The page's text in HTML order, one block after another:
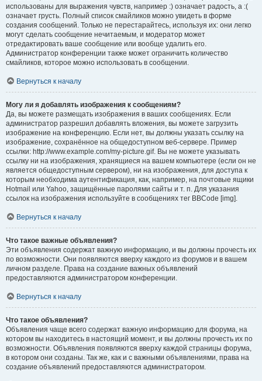
использованы для выражения чувств, например :) означает радость, а :(
означает грусть. Полный список смайликов можно увидеть в форме
создания сообщений. Только не перестарайтесь, используя их: они легко
могут сделать сообщение нечитаемым, и модератор может
отредактировать ваше сообщение или вообще удалить его.
Администратор конференции также может ограничить количество
смайликов, которое можно использовать в сообщении.
Вернуться к началу
Могу ли я добавлять изображения к сообщениям?
Да, вы можете размещать изображения в ваших сообщениях. Если
администратор разрешил добавлять вложения, вы можете загрузить
изображение на конференцию. Если нет, вы должны указать ссылку на
изображение, сохранённое на общедоступном веб-сервере. Пример
ссылки: http://www.example.com/my-picture.gif. Вы не можете указывать
ссылку ни на изображения, хранящиеся на вашем компьютере (если он не
является общедоступным сервером), ни на изображения, для доступа к
которым необходима аутентификация, как, например, на почтовые ящики
Hotmail или Yahoo, защищённые паролями сайты и т. п. Для указания
ссылок на изображения используйте в сообщениях тег BBCode [img].
Вернуться к началу
Что такое важные объявления?
Эти объявления содержат важную информацию, и вы должны прочесть их
по возможности. Они появляются вверху каждого из форумов и в вашем
личном разделе. Права на создание важных объявлений
предоставляются администратором конференции.
Вернуться к началу
Что такое объявления?
Объявления чаще всего содержат важную информацию для форума, на
котором вы находитесь в настоящий момент, и вы должны прочесть их по
возможности. Объявления появляются вверху каждой страницы форума,
в котором они созданы. Так же, как и с важными объявлениями, права на
создание объявлений предоставляются администратором.